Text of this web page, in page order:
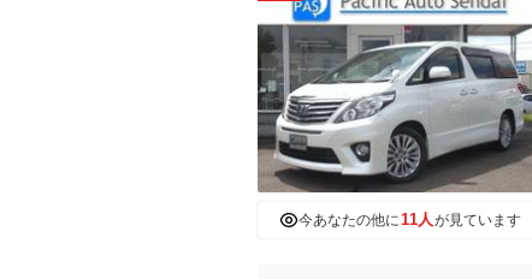
今あなたの他に11人が見ています